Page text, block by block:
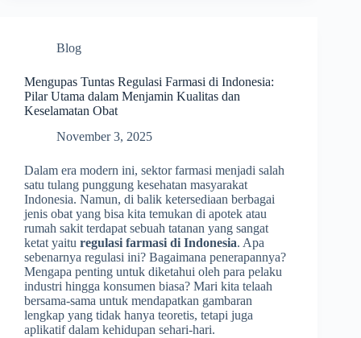
Blog
Mengupas Tuntas Regulasi Farmasi di Indonesia:
Pilar Utama dalam Menjamin Kualitas dan
Keselamatan Obat
November 3, 2025
Dalam era modern ini, sektor farmasi menjadi salah
satu tulang punggung kesehatan masyarakat
Indonesia. Namun, di balik ketersediaan berbagai
jenis obat yang bisa kita temukan di apotek atau
rumah sakit terdapat sebuah tatanan yang sangat
ketat yaitu regulasi farmasi di Indonesia. Apa
sebenarnya regulasi ini? Bagaimana penerapannya?
Mengapa penting untuk diketahui oleh para pelaku
industri hingga konsumen biasa? Mari kita telaah
bersama-sama untuk mendapatkan gambaran
lengkap yang tidak hanya teoretis, tetapi juga
aplikatif dalam kehidupan sehari-hari.